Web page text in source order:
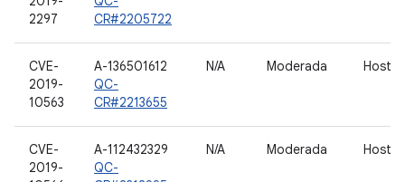
2297
CR#2205722
CVE-
2019-
10563
A-136501612
QC-
CR#2213655
N/A Moderada Host
CVE-
2019-
A-112432329
QC-
N/A Moderada Host